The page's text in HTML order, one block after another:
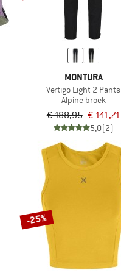
MONTURA
Vertigo Light 2 Pants
Alpine broek
€ 188,95 € 141,71
5,0(2)
-25%